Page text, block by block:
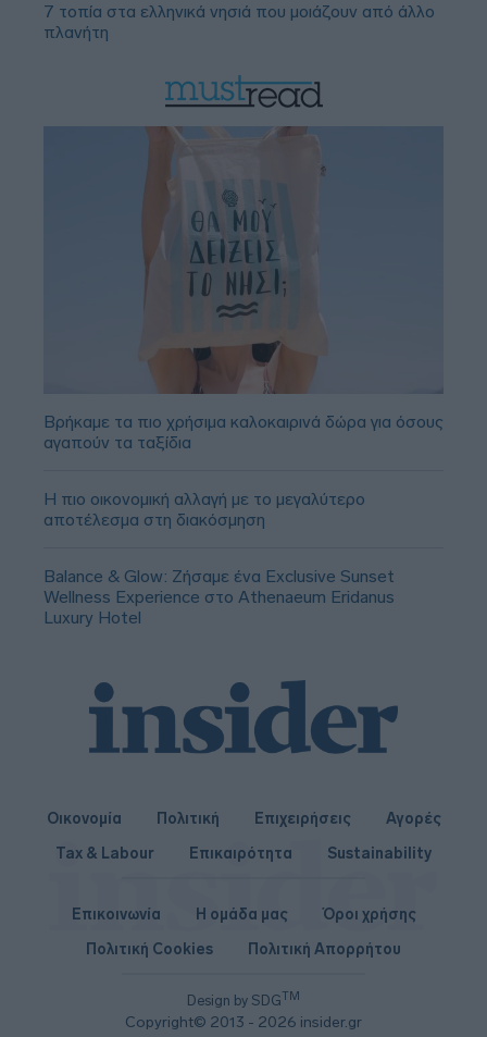
7 τοπία στα ελληνικά νησιά που μοιάζουν από άλλο
πλανήτη
Βρήκαμε τα πιο χρήσιμα καλοκαιρινά δώρα για όσους
αγαπούν τα ταξίδια
Η πιο οικονομική αλλαγή με το μεγαλύτερο
αποτέλεσμα στη διακόσμηση
Balance & Glow: Ζήσαμε ένα Exclusive Sunset
Wellness Experience στο Athenaeum Eridanus
Luxury Hotel
Οικονομία Πολιτική Επιχειρήσεις
Αγορές
Tax & Labour
Επικαιρότητα Sustainability
Design by SDGTM
Copyright© 2013 - 2026 insider.gr
Επικοινωνία Η ομάδα μας
Όροι χρήσης
Πολιτική Cookies
Πολιτική Απορρήτου